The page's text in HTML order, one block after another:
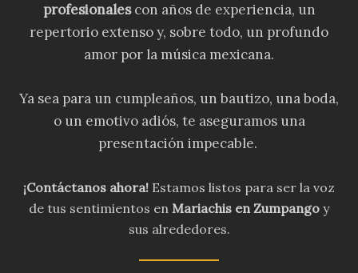
profesionalescon años de experiencia, un
repertorio extenso y, sobre todo, un profundo
amor por la música mexicana.
Ya sea para un cumpleaños, un bautizo, una boda,
o un emotivo adiós, te aseguramos una
presentación impecable.
¡Contáctanos ahora! Estamos listos para ser la voz
de tus sentimientos en Mariachis en Zumpango y
sus alrededores.